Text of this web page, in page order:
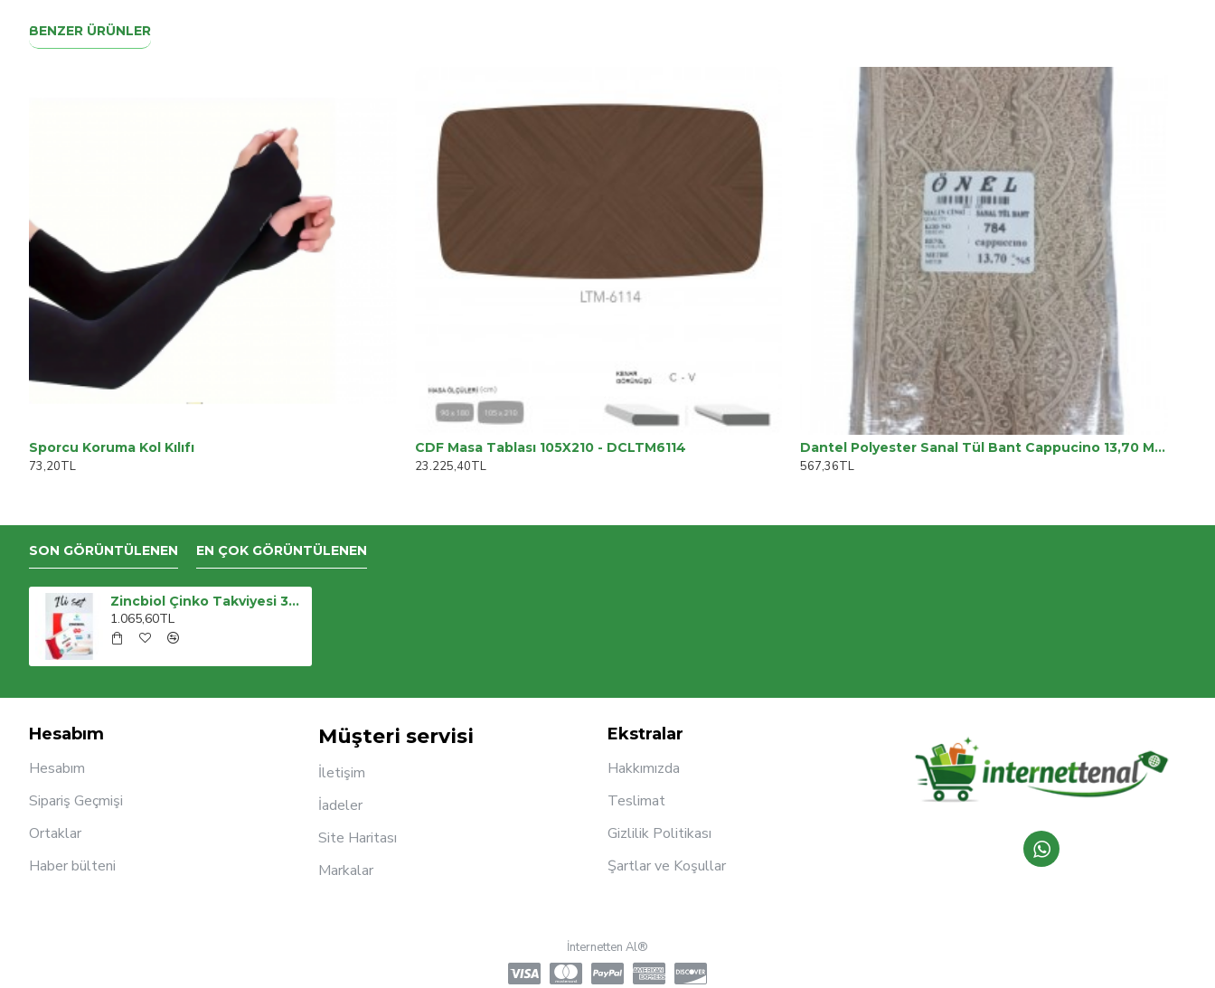
BENZER ÜRÜNLER
Sporcu Koruma Kol Kılıfı
73,20TL
CDF Masa Tablası 105X210 - DCLTM6114
23.225,40TL
Dantel Polyester Sanal Tül Bant Cappucino 13,70 Metre En 6 Cm On-784-c
567,36TL
SON GÖRÜNTÜLENEN EN ÇOK GÖRÜNTÜLENEN
Zincbiol Çinko Takviyesi 30 Tablet – 2’li Avantaj Paketi
1.065,60TL
Hesabım
Hesabım
Sipariş Geçmişi
Ortaklar
Haber bülteni
Müşteri servisi
İletişim
İadeler
Site Haritası
Markalar
Ekstralar
Hakkımızda
Teslimat
Gizlilik Politikası
Şartlar ve Koşullar
İnternetten Al®